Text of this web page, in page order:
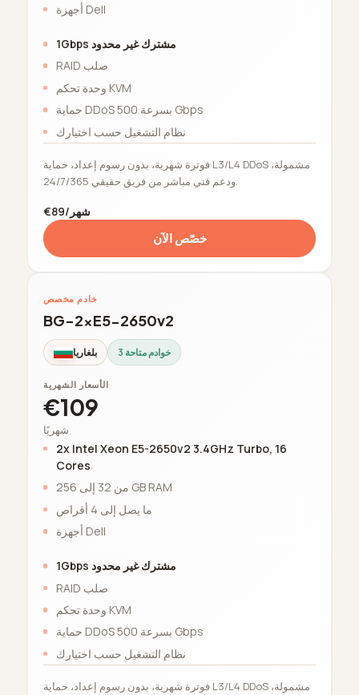
أجهزة Dell
1Gbps مشترك غير محدود
RAID صلب
وحدة تحكم KVM
حماية DDoS بسرعة 500 Gbps
نظام التشغيل حسب اختيارك
فوترة شهرية، بدون رسوم إعداد، حماية L3/L4 DDoS مشمولة،
ودعم فني مباشر من فريق حقيقي 24/7/365.
€89/شهر
خصّص الآن
خادم مخصص
BG-2xE5-2650v2
بلغاريا 3 خوادم متاحة
الأسعار الشهرية
€109
شهريًا
2x Intel Xeon E5-2650v2 3.4GHz Turbo, 16
Cores
من 32 إلى 256 GB RAM
ما يصل إلى 4 أقراص
أجهزة Dell
1Gbps مشترك غير محدود
RAID صلب
وحدة تحكم KVM
حماية DDoS بسرعة 500 Gbps
نظام التشغيل حسب اختيارك
فوترة شهرية، بدون رسوم إعداد، حماية L3/L4 DDoS مشمولة،